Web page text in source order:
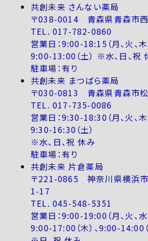
共創未来 さんない薬局
〒038-0014 青森県青森市
TEL. 017-782-0860
営業日：9:00-18:15（月、火、木
9:00-13:00（土） ※水、日、祝
駐車場：有り
共創未来 まつばら薬局
〒030-0813 青森県青森市
TEL. 017-735-0086
営業日：9:30-18:30（月、火、木
9:30-16:30（土）
※水、日、祝 休み
駐車場：有り
共創未来 片倉薬局
〒221-0865 神奈川県横浜
1-17
TEL. 045-548-5351
営業日：9:00-19:00（月、火、水
9:00-17:00（木）、9:00-14:00（